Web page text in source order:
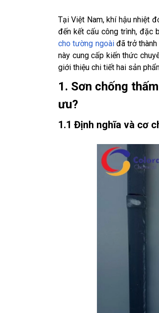
Tại Việt Nam, khí hậu nhiệt
đến kết cấu công trình, đặc
cho tường ngoàiđã trở thành
này cung cấp kiến thức
giới thiệu chi tiết hai sản
1. Sơn chống
ưu?
1.1 Định nghĩa và cơ